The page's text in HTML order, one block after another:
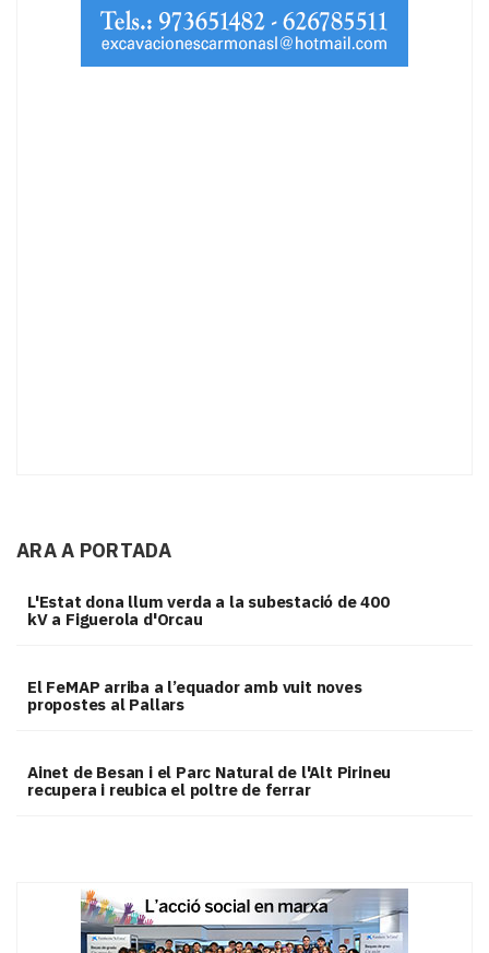
ARA A PORTADA
L'Estat dona llum verda a la subestació de 400
kV a Figuerola d'Orcau
El FeMAP arriba a l’equador amb vuit noves
propostes al Pallars
Ainet de Besan i el Parc Natural de l'Alt Pirineu
recupera i reubica el poltre de ferrar